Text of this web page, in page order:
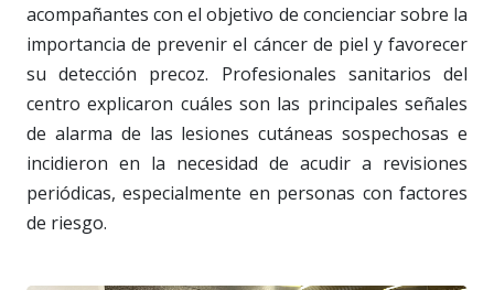
acompañantes con el objetivo de concienciar sobre la
importancia de prevenir el cáncer de piel y favorecer
su detección precoz. Profesionales sanitarios del
centro explicaron cuáles son las principales señales
de alarma de las lesiones cutáneas sospechosas e
incidieron en la necesidad de acudir a revisiones
periódicas, especialmente en personas con factores
de riesgo.